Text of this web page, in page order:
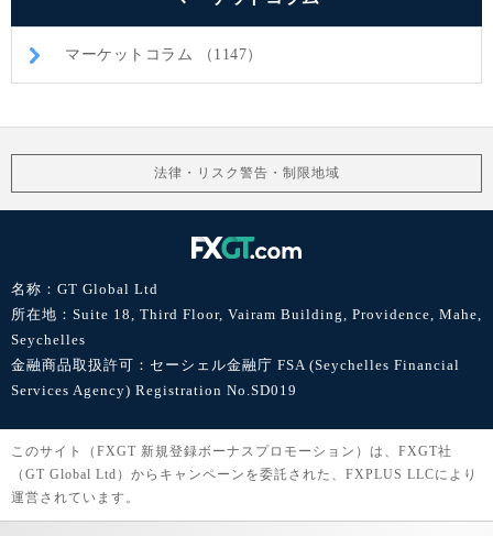
マーケットコラム （1147）
法律・リスク警告・制限地域
名称：GT Global Ltd
所在地：Suite 18, Third Floor, Vairam Building, Providence, Mahe,
Seychelles
金融商品取扱許可：セーシェル金融庁 FSA (Seychelles Financial
Services Agency) Registration No.SD019
このサイト（FXGT 新規登録ボーナスプロモーション）は、FXGT社
（GT Global Ltd）からキャンペーンを委託された、FXPLUS LLCにより
運営されています。